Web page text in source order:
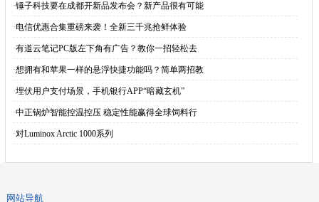
·锤子科技要在成都开新品发布会？新产品很有可能
·电信优惠合集重磅来袭！全新三千兆抢鲜体验
·有道云笔记PC版左下角有广告？教你一招轻松去
·想拥有和苹果一样的悬浮快捷功能吗？简单两招教
·埋伏用户支付场景，手机银行APP“暗藏玄机”
·中正锅炉智能控温控压 稳定性能赢得全球饲料行
·对Luminox Arctic 1000系列
网站导航